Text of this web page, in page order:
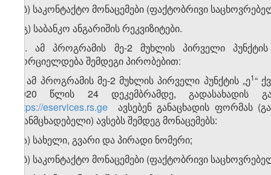
ბ.ბ) საკონტაქტო მონაცემები (ფაქტობრივი
ბ.გ) საბანკო ანგარიშის რეკვიზიტები.
. ამ პროგრამის მე-2 მუხლის პირველი პუნქტის
ხორციელდება შემდეგი პირობებით:
ა) ამ პროგრამის მე-2 მუხლის პირველი პუნქტის „ე​1“
2020 წლის 24 დეკემბრამდე, გადასახადის
https://eservices.rs.ge ავსებენ განაცხადის ფორმას
(განმცხადებელი) ავსებს შემდეგ მონაცემებს:
ა.ა) სახელი, გვარი და პირადი ნომერი;
ა.ბ) საკონტაქტო მონაცემები (ფაქტობრივი